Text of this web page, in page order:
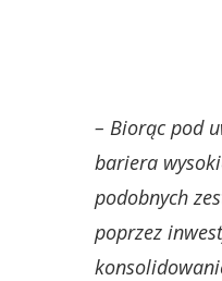
– Biorąc pod
bariera
podobnych
poprzez